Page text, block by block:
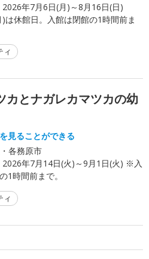
2026年7月6日(月)～8月16日(日)
休館日。入館は閉館の1時間前ま
ィ
カとナガレカマツカの幼
見ることができる
各務原市
2026年7月14日(火)～9月1日(火) ※入
1時間前まで。
ィ